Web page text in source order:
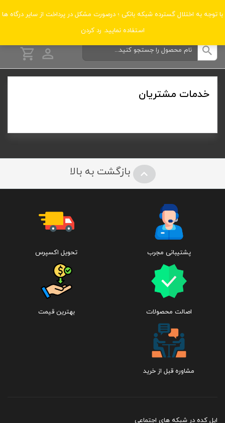
با توجه به اختلال گسترده شبکه بانکی ؛ درصورت مشکل در پرداخت از سایر درگاه ها
استفاده نمایید. رد کردن
دسته‌بندی‌ها
خدمات مشتریان
بازگشت به بالا
پشتیبانی مجرب تحویل اکسپرس
اصالت محصولات بهترین قیمت
مشاوره قبل از خرید
اپل کده در شبکه های اجتماعی